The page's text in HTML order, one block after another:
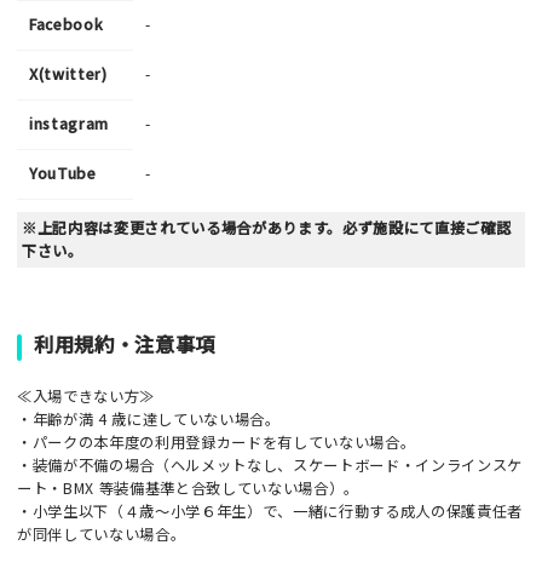
Facebook -
X(twitter) -
instagram -
YouTube -
※上記内容は変更されている場合があります。必ず施設にて直接ご確認
下さい。
利用規約・注意事項
≪入場できない方≫
・年齢が満 4 歳に達していない場合。
・パークの本年度の利用登録カードを有していない場合。
・装備が不備の場合（ヘルメットなし、スケートボード・インラインスケ
ート・BMX 等装備基準と合致していない場合）。
・小学生以下（４歳～小学６年生）で、一緒に行動する成人の保護責任者
が同伴していない場合。